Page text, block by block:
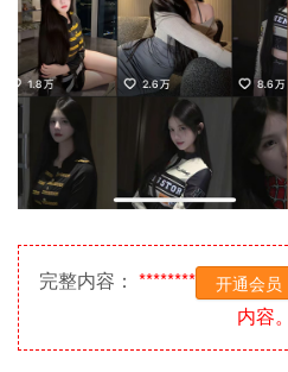
完整内容： ******** 开通会员
内容。